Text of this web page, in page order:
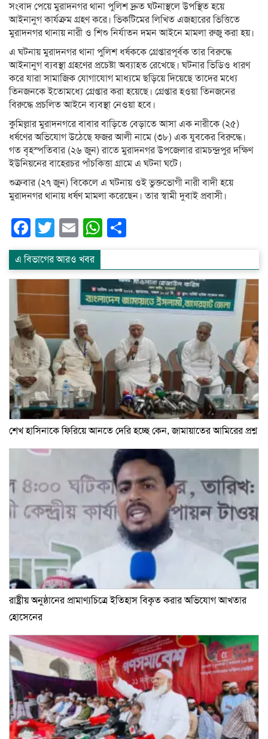
সংবাদ পেয়ে মুরাদনগর থানা পুলিশ দ্রুত ঘটনাস্থলে উপস্থিত হয়ে
আইনানুগ কার্যক্রম গ্রহণ করে। ভিকটিমের লিখিত এজহারের ভিত্তিতে
মুরাদনগর থানায় নারী ও শিশু নির্যাতন দমন আইনে মামলা রুজু করা হয়।
এ ঘটনায় মুরাদনগর থানা পুলিশ ধর্ষককে গ্রেপ্তারপূর্বক তার বিরুদ্ধে
আইনানুগ ব্যবস্থা গ্রহণের প্রচেষ্টা অব্যাহত রেখেছে। ঘটনার ভিডিও ধারণ
করে যারা সামাজিক যোগাযোগ মাধ্যমে ছড়িয়ে দিয়েছে তাদের মধ্যে
তিনজনকে ইতোমধ্যে গ্রেপ্তার করা হয়েছে। গ্রেপ্তার হওয়া তিনজনের
বিরুদ্ধে প্রচলিত আইনে ব্যবস্থা নেওয়া হবে।
কুমিল্লার মুরাদনগরে বাবার বাড়িতে বেড়াতে আসা এক নারীকে (২৫)
ধর্ষণের অভিযোগ উঠেছে ফজর আলী নামে (৩৮) এক যুবকের বিরুদ্ধে।
গত বৃহস্পতিবার (২৬ জুন) রাতে মুরাদনগর উপজেলার রামচন্দ্রপুর দক্ষিণ
ইউনিয়নের বাহেরচর পাঁচকিত্তা গ্রামে এ ঘটনা ঘটে।
শুক্রবার (২৭ জুন) বিকেলে এ ঘটনায় ওই ভুক্তভোগী নারী বাদী হয়ে
মুরাদনগর থানায় ধর্ষণ মামলা করেছেন। তার স্বামী দুবাই প্রবাসী।
Facebook
Twitter
EmailWhatsApp
এ বিভাগের আরও খবর
শেখ হাসিনাকে ফিরিয়ে আনতে দেরি হচ্ছে কেন, জামায়াতের আমিরের প্রশ্ন
রাষ্ট্রীয় অনুষ্ঠানের প্রামাণ্যচিত্রে ইতিহাস বিকৃত করার অভিযোগ আখতার
হোসেনের